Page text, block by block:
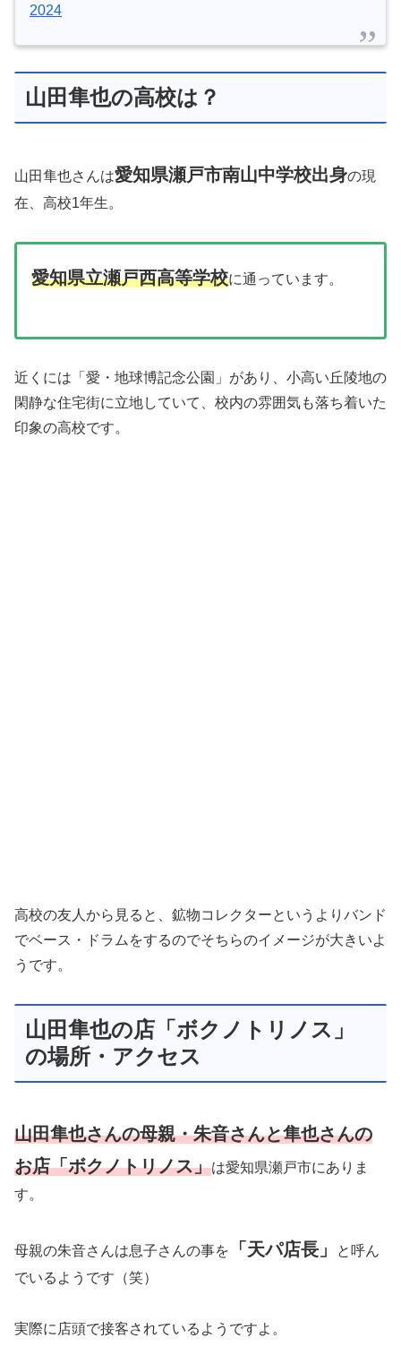
2024
山田隼也の高校は？
山田隼也さんは愛知県瀬戸市南山中学校出身の現
在、高校1年生。
愛知県立瀬戸西高等学校に通っています。
近くには「愛・地球博記念公園」があり、小高い丘陵地の
閑静な住宅街に立地していて、校内の雰囲気も落ち着いた
印象の高校です。
高校の友人から見ると、鉱物コレクターというよりバンド
でベース・ドラムをするのでそちらのイメージが大きいよ
うです。
山田隼也の店「ボクノトリノス」
の場所・アクセス
山田隼也さんの母親・朱音さんと隼也さんの
お店「ボクノトリノス」は愛知県瀬戸市にありま
す。
母親の朱音さんは息子さんの事を 「天パ店長」
と呼ん
でいるようです（笑）
実際に店頭で接客されているようですよ。